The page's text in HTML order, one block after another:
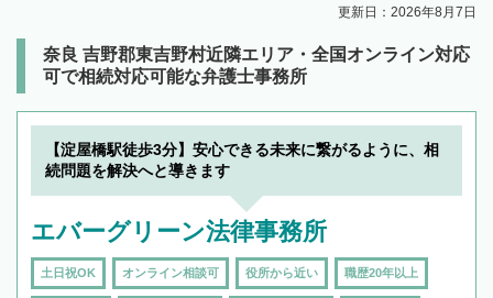
更新日：2026年8月7日
奈良 吉野郡東吉野村近隣エリア・全国オンライン対応
可で相続対応可能な弁護士事務所
【淀屋橋駅徒歩3分】安心できる未来に繋がるように、相
続問題を解決へと導きます
エバーグリーン法律事務所
土日祝OK オンライン相談可 役所から近い 職歴20年以上